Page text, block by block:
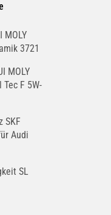
MOLY
3721
MOLY
F 5W-
SKF
Audi
SL